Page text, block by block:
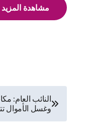
مشاهدة المزيد
تصفّح
المقالات
النائب العام:
وغسل الأموال